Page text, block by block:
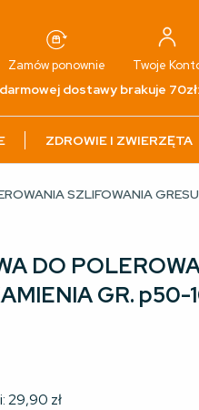
Zamów ponownie Twoje
dostawy brakuje 70zł:
ZDROWIE I ZWIERZĘTA
SZLIFOWANIA
DO
GR. p50-
29,90 zł